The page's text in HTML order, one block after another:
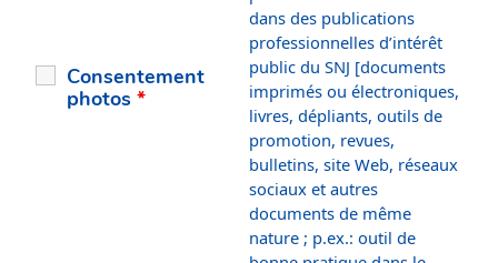
Consentement
photos *
dans des publications
professionnelles d’intérêt
public du SNJ [documents
imprimés ou électroniques,
livres, dépliants, outils de
promotion, revues,
bulletins, site Web, réseaux
sociaux et autres
documents de même
nature ; p.ex.: outil de